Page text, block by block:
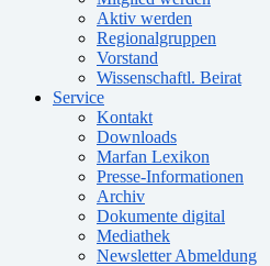
Aktiv werden
Regionalgruppen
Vorstand
Wissenschaftl. Beirat
Service
Kontakt
Downloads
Marfan Lexikon
Presse-Informationen
Archiv
Dokumente digital
Mediathek
Newsletter Abmeldung